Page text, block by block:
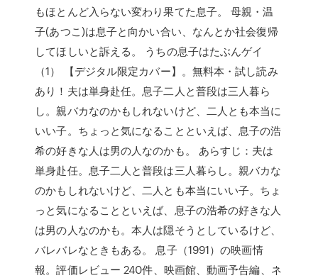
もほとんど入らない変わり果てた息子。 母親・温
子(あつこ)は息子と向かい合い、なんとか社会復帰
してほしいと訴える。 うちの息子はたぶんゲイ
（1） 【デジタル限定カバー】。無料本・試し読み
あり！夫は単身赴任。息子二人と普段は三人暮ら
し。親バカなのかもしれないけど、二人とも本当に
いい子。ちょっと気になることといえば、息子の浩
希の好きな人は男の人なのかも。 あらすじ：夫は
単身赴任。息子二人と普段は三人暮らし。親バカな
のかもしれないけど、二人とも本当にいい子。ちょ
っと気になることといえば、息子の浩希の好きな人
は男の人なのかも。本人は隠そうとしているけど、
バレバレなときもある。 息子（1991）の映画情
報。評価レビュー 240件、映画館、動画予告編、ネ